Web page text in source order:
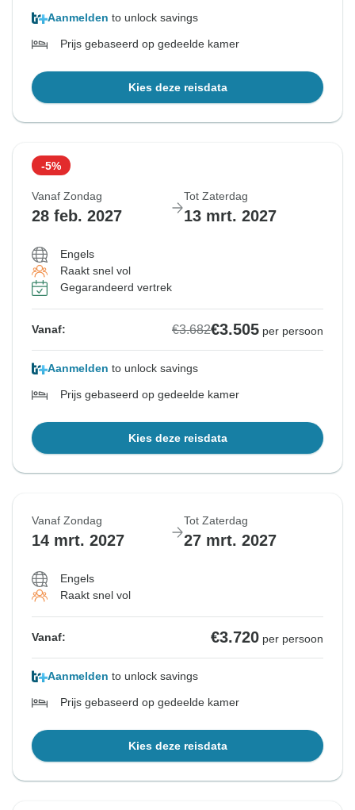
Aanmelden to unlock savings
Prijs gebaseerd op gedeelde kamer
Kies deze reisdata
-5%
Vanaf Zondag
28 feb. 2027
Tot Zaterdag
13 mrt. 2027
Engels
Raakt snel vol
Gegarandeerd vertrek
Vanaf: €3.682€3.505 per persoon
Aanmelden to unlock savings
Prijs gebaseerd op gedeelde kamer
Kies deze reisdata
Vanaf Zondag
14 mrt. 2027
Tot Zaterdag
27 mrt. 2027
Engels
Raakt snel vol
Vanaf: €3.720 per persoon
Aanmelden to unlock savings
Prijs gebaseerd op gedeelde kamer
Kies deze reisdata